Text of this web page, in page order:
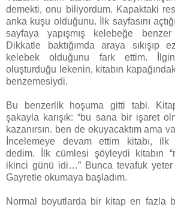
demekti, onu biliyordum. Kapaktaki
anka kuşu olduğunu. İlk sayfasını
sayfaya yapışmış kelebeğe
Dikkatle baktığımda araya sıkışıp
kelebek olduğunu fark ettim.
oluşturduğu lekenin, kitabın
benzemesiydi.
Bu benzerlik hoşuma gitti tabi.
şakayla karışık: “bu sana bir işaret
kazanırsın. ben de okuyacaktım ama
İncelemeye devam ettim kitabı, ilk
dedim. İlk cümlesi şöyleydi kitabın
ikinci günü idi…” Bunca tevafuk yeter
Gayretle okumaya başladım.
Normal boyutlarda bir kitap en fazla